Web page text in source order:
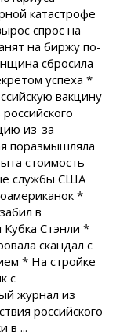
катастрофе
спрос на
на биржу по-
сбросила
успеха *
вакцину
из-за
поразмышляла
стоимость
службы США
*
в
Стэнли *
скандал с
* На стройке
с
журнал из
российского
в ...